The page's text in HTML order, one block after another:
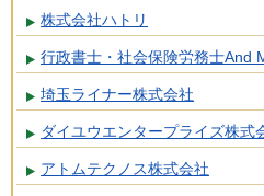
株式会社ハトリ
行政書士・社会保険労務士And
埼玉ライナー株式会社
ダイユウエンタープライズ株式
アトムテクノス株式会社